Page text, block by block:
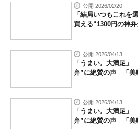
ちょっと気になるネットの話題
公開 2026/02/20
「結局いつもこれ
買える“1300円の神
公開 2026/04/13
「うまい。大満足
弁”に絶賛の声 「美
公開 2026/04/13
「うまい。大満足
弁”に絶賛の声 「美